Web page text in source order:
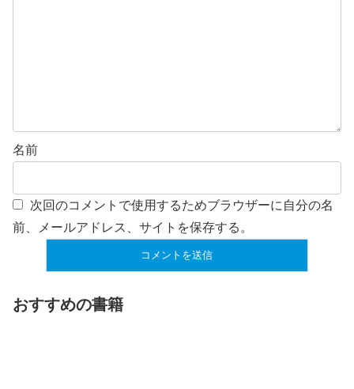
名前
次回のコメントで使用するためブラウザーに自分の名
前、メールアドレス、サイトを保存する。
おすすめの書籍